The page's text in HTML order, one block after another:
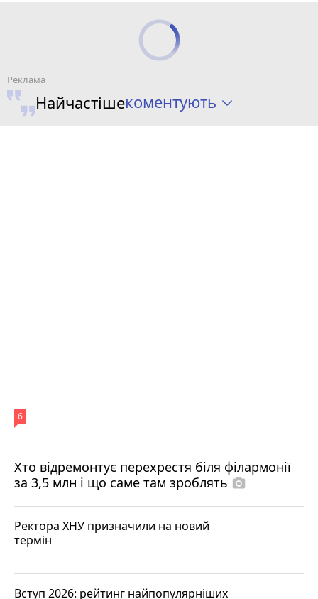
Найчастішекоментують
Хто відремонтує перехрестя біля філармонії
за 3,5 млн і що саме там зроблять photo_camera
6
Ректора ХНУ призначили на новий
термін
Вступ 2026: рейтинг найпопулярніших